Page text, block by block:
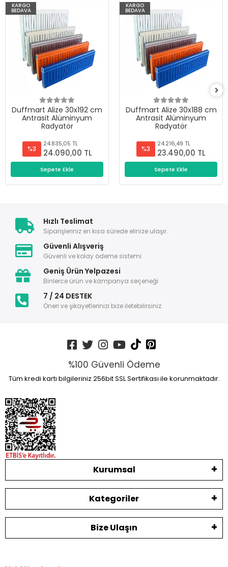
KARGO
BEDAVA
Duffmart Alize 30x192 cm
Antrasit Alüminyum
Radyatör
%3
24.835,05 TL
24.090,00 TL
Sepete Ekle
KARGO
BEDAVA
Duffmart Alize 30x188 cm
Antrasit Alüminyum
Radyatör
%3
24.216,49 TL
23.490,00 TL
Sepete Ekle
Hızlı Teslimat
Siparişleriniz en kısa sürede elinize ulaşır.
Güvenli Alışveriş
Güvenli ve kolay ödeme sistemi
Geniş Ürün Yelpazesi
Binlerce ürün ve kampanya seçeneği
7 / 24 DESTEK
Öneri ve şikayetlerinizi bize iletebilirsiniz.
%100 Güvenli Ödeme
Tüm kredi kartı bilgileriniz 256bit SSL Sertifikası ile korunmaktadır.
Kurumsal
Kategoriler
Bize Ulaşın